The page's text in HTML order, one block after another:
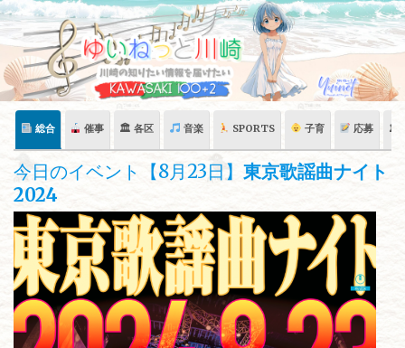
Skip
content
総合 催事 🏛 各区 音楽 SPORTS 子育 応募 🏛
今日のイベント【8月23日】 東京歌謡曲ナイト
2024